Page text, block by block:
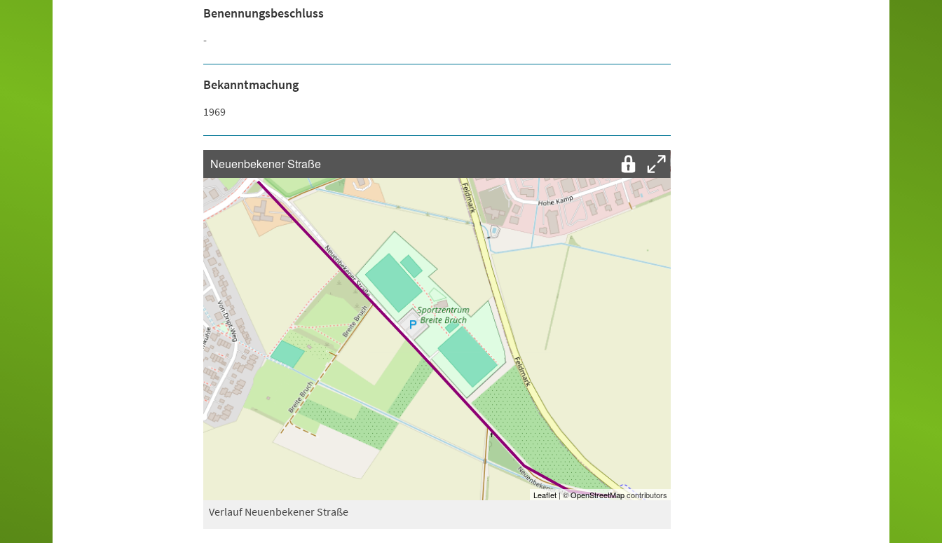
Benennungsbeschluss
-
Bekanntmachung
1969
Leaflet| ©OpenStreetMapcontributors
Neuenbekener Straße
Verlauf Neuenbekener Straße